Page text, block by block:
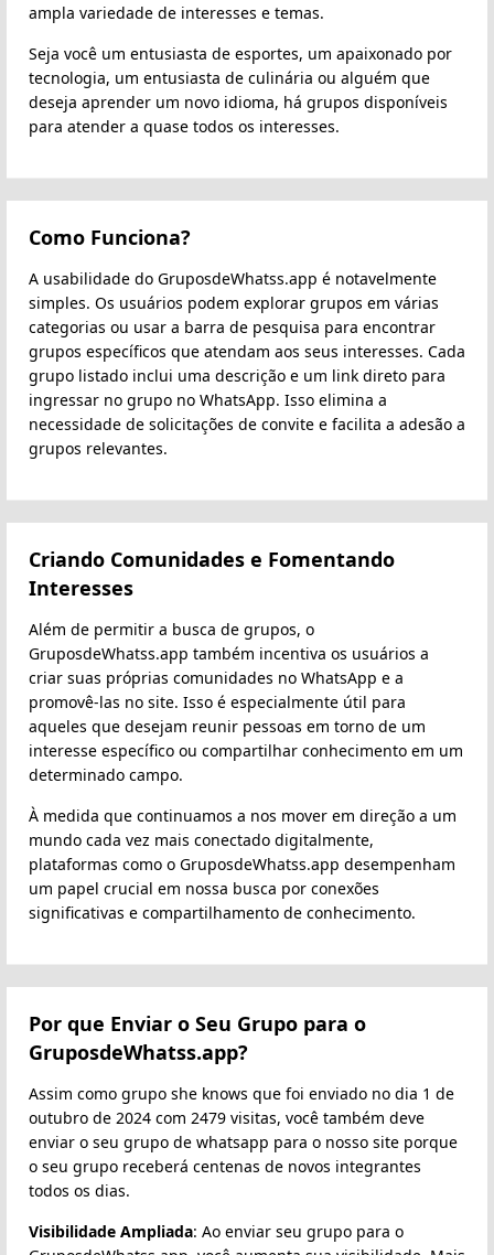
ampla variedade de interesses e temas.
Seja você um entusiasta de esportes, um apaixonado por
tecnologia, um entusiasta de culinária ou alguém que
deseja aprender um novo idioma, há grupos disponíveis
para atender a quase todos os interesses.
Como Funciona?
A usabilidade do GruposdeWhatss.app é notavelmente
simples. Os usuários podem explorar grupos em várias
categorias ou usar a barra de pesquisa para encontrar
grupos específicos que atendam aos seus interesses. Cada
grupo listado inclui uma descrição e um link direto para
ingressar no grupo no WhatsApp. Isso elimina a
necessidade de solicitações de convite e facilita a adesão a
grupos relevantes.
Criando Comunidades e Fomentando
Interesses
Além de permitir a busca de grupos, o
GruposdeWhatss.app também incentiva os usuários a
criar suas próprias comunidades no WhatsApp e a
promovê-las no site. Isso é especialmente útil para
aqueles que desejam reunir pessoas em torno de um
interesse específico ou compartilhar conhecimento em um
determinado campo.
À medida que continuamos a nos mover em direção a um
mundo cada vez mais conectado digitalmente,
plataformas como o GruposdeWhatss.app desempenham
um papel crucial em nossa busca por conexões
significativas e compartilhamento de conhecimento.
Por que Enviar o Seu Grupo para o
GruposdeWhatss.app?
Assim como grupo she knows que foi enviado no dia 1 de
outubro de 2024 com 2479 visitas, você também deve
enviar o seu grupo de whatsapp para o nosso site porque
o seu grupo receberá centenas de novos integrantes
todos os dias.
Visibilidade Ampliada: Ao enviar seu grupo para o